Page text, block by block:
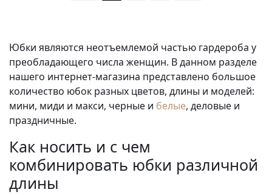
Юбки являются неотъемлемой частью гардероба у
преобладающего числа женщин. В данном разделе
нашего интернет-магазина представлено большое
количество юбок разных цветов, длины и моделей:
мини, миди и макси, черные и белые, деловые и
праздничные.
Как носить и с чем
комбинировать юбки различной
длины